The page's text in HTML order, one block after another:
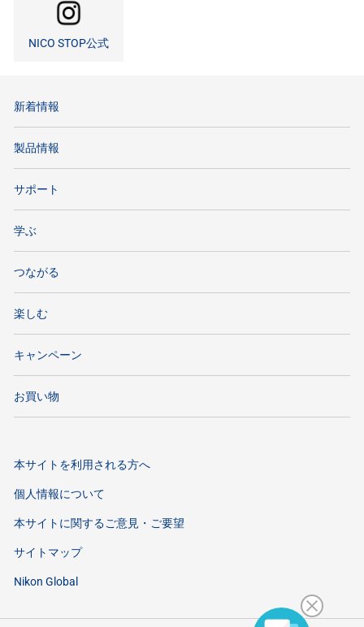
NICO STOP公式
新着情報
製品情報
サポート
学ぶ
つながる
楽しむ
キャンペーン
お買い物
本サイトを利用される方へ
個人情報について
本サイトに関するご意見・ご要望
サイトマップ
Nikon Global